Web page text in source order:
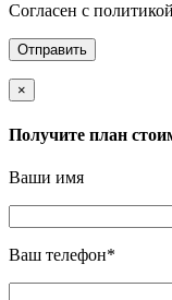
Согласен с
×
Получите план
Ваши имя
Ваш телефон*